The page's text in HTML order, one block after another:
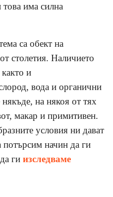
има силна
са обект на
столетия. Наличието
и
вода и органични
на някоя от тях
макар и примитивен.
условия ни дават
начин да ги
ги изследваме